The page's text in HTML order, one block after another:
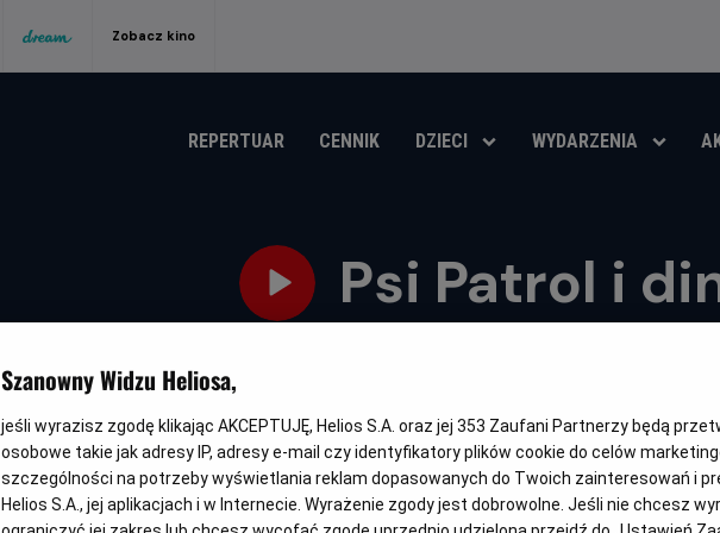
Zobacz kino
REPERTUAR CENNIK DZIECI WYDARZENIA
Psi Patrol i
DUBBING FAMILIJNY PREMIERA
Szanowny Widzu Heliosa,
jeśli wyrazisz zgodę klikając AKCEPTUJĘ, Helios S.A. oraz jej 353 Zaufani Partnerzy będą
osobowe takie jak adresy IP, adresy e-mail czy identyfikatory plików cookie do celów
szczególności na potrzeby wyświetlania reklam dopasowanych do Twoich zainteresowań i
Helios S.A., jej aplikacjach i w Internecie. Wyrażenie zgody jest dobrowolne. Jeśli nie chcesz